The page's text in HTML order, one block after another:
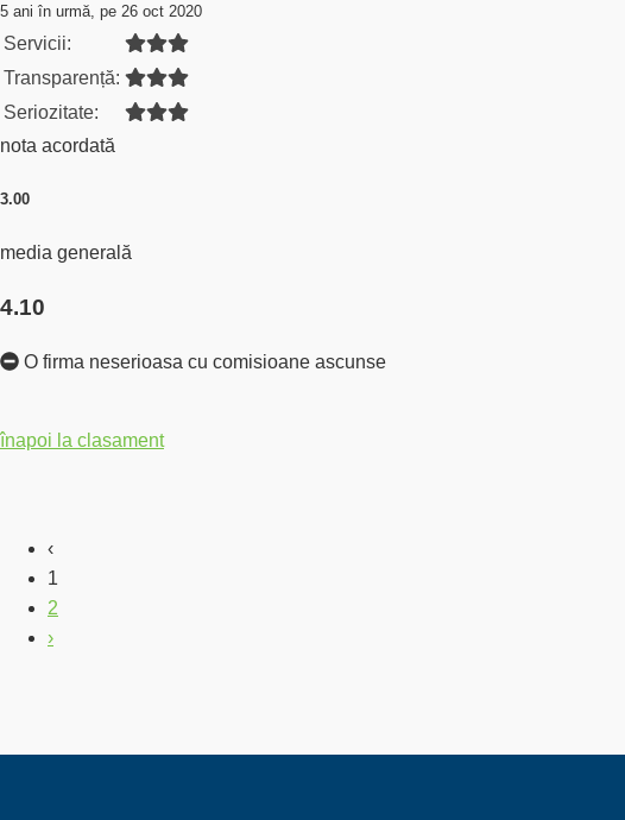
5 ani în urmă, pe 26 oct 2020
Servicii:
Transparență:
Seriozitate:
nota acordată
3.00
media generală
4.10
O firma neserioasa cu comisioane ascunse
înapoi la clasament
‹
1
2
›